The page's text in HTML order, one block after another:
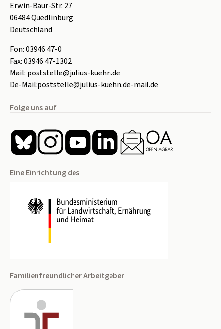
Erwin-Baur-Str. 27
06484Quedlinburg
Deutschland
Fon:03946 47-0
Fax:03946 47-1302
Mail: poststelle@julius-kuehn.de
De-Mail:poststelle@julius-kuehn.de-mail.de
Folge uns auf
Eine Einrichtung des
Familienfreundlicher Arbeitgeber